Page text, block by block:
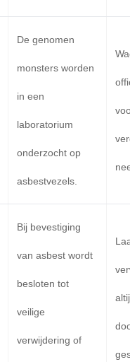
De genomen
monsters worden
in een
laboratorium
onderzocht op
asbestvezels.
Bij bevestiging
van asbest wordt
besloten tot
veilige
verwijdering of